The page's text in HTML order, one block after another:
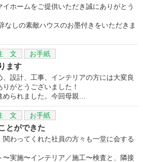
イホームをご提供いただき誠にありがとう
なしの素敵ハウスのお墨付きをいただきま
文 お手紙
ます
設計、工事、インテリアの方には大変良
がとうございました！
られました。今回母親…
文 お手紙
とができた
わってくれた社員の方々も一堂に会する
〜実施〜インテリア／施工〜検査と、隣接